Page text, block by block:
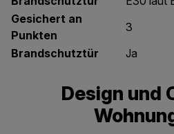
Gesichert an
Punkten
3
Brandschutztür
Ja
Design und